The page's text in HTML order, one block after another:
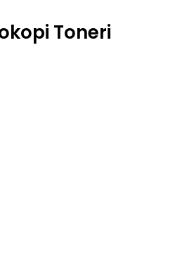
Toneri